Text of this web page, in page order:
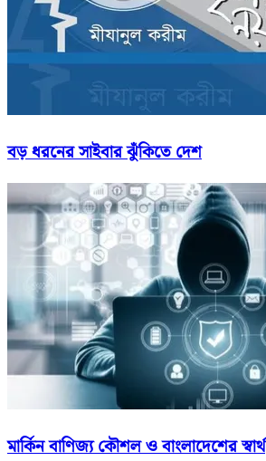
বড় ধরনের সাইবার ঝুঁকিতে দেশ
মার্কিন বাণিজ্য কৌশল ও বাংলাদেশের স্বার্থ